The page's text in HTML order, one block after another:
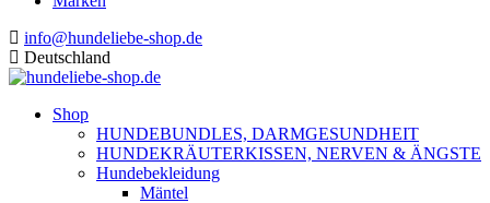
info@hundeliebe-shop.de
Deutschland
Shop
HUNDEBUNDLES, DARMGESUNDHEIT
HUNDEKRÄUTERKISSEN, NERVEN & ÄNGSTE
Hundebekleidung
Mäntel